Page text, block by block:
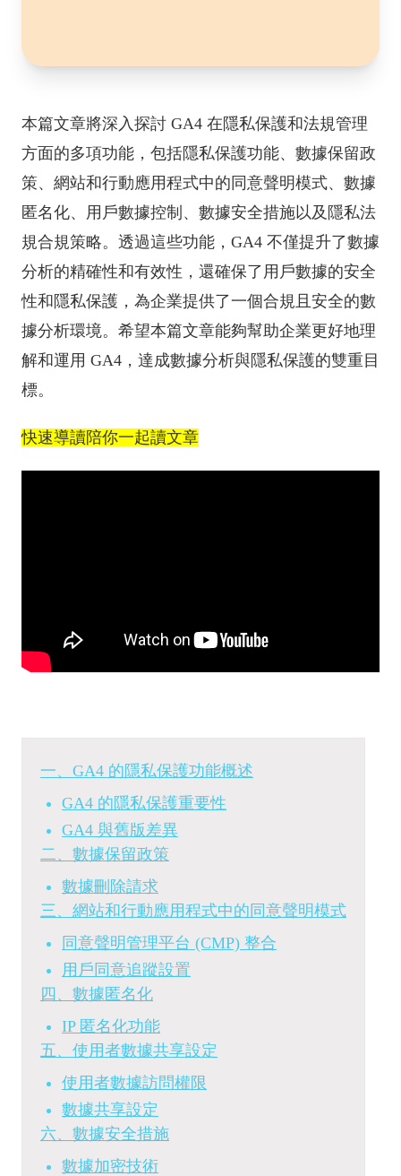
本篇文章將深入探討 GA4 在隱私保護和法規管理
方面的多項功能，包括隱私保護功能、數據保留政
策、網站和行動應用程式中的同意聲明模式、數據
匿名化、用戶數據控制、數據安全措施以及隱私法
規合規策略。透過這些功能，GA4 不僅提升了數據
分析的精確性和有效性，還確保了用戶數據的安全
性和隱私保護，為企業提供了一個合規且安全的數
據分析環境。希望本篇文章能夠幫助企業更好地理
解和運用 GA4，達成數據分析與隱私保護的雙重目
標。
快速導讀陪你一起讀文章
一、GA4 的隱私保護功能概述
GA4 的隱私保護重要性
GA4 與舊版差異
二、數據保留政策
數據刪除請求
三、網站和行動應用程式中的同意聲明模式
同意聲明管理平台 (CMP) 整合
用戶同意追蹤設置
四、數據匿名化
IP 匿名化功能
五、使用者數據共享設定
使用者數據訪問權限
數據共享設定
六、數據安全措施
數據加密技術